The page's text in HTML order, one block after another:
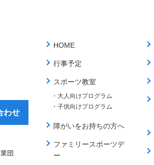
わせ
団
HOME
行事予定
スポーツ教室
・大人向けプログラム
・子供向けプログラム
障がいをお持ちの方へ
ファミリースポーツデ
ー